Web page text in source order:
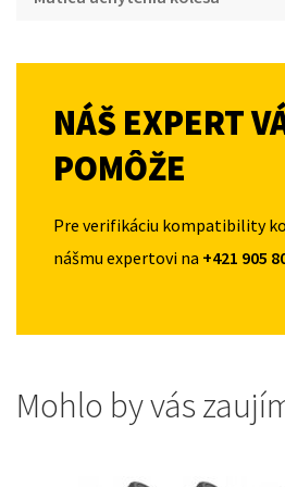
NÁŠ EXPERT
POMÔŽE
Pre verifikáciu kompatibility
nášmu expertovi na +421 905
Mohlo by vás